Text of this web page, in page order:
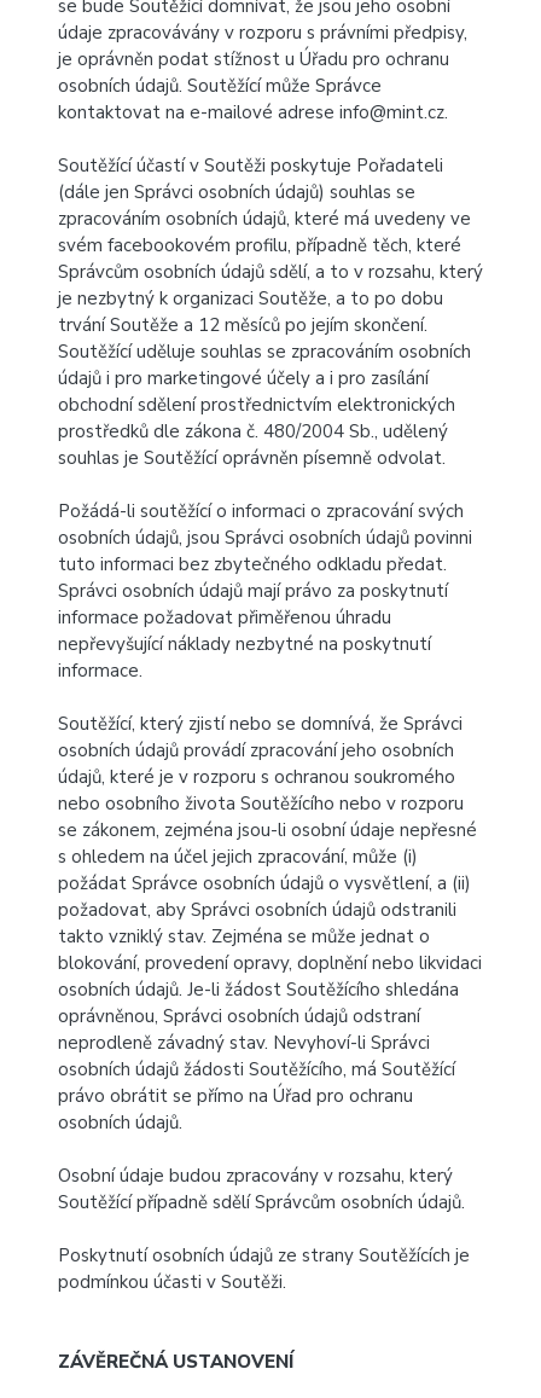
se bude Soutěžící domnívat, že jsou jeho osobní
údaje zpracovávány v rozporu s právními předpisy,
je oprávněn podat stížnost u Úřadu pro ochranu
osobních údajů. Soutěžící může Správce
kontaktovat na e-mailové adrese info@mint.cz.
Soutěžící účastí v Soutěži poskytuje Pořadateli
(dále jen Správci osobních údajů) souhlas se
zpracováním osobních údajů, které má uvedeny ve
svém facebookovém profilu, případně těch, které
Správcům osobních údajů sdělí, a to v rozsahu, který
je nezbytný k organizaci Soutěže, a to po dobu
trvání Soutěže a 12 měsíců po jejím skončení.
Soutěžící uděluje souhlas se zpracováním osobních
údajů i pro marketingové účely a i pro zasílání
obchodní sdělení prostřednictvím elektronických
prostředků dle zákona č. 480/2004 Sb., udělený
souhlas je Soutěžící oprávněn písemně odvolat.
Požádá-li soutěžící o informaci o zpracování svých
osobních údajů, jsou Správci osobních údajů povinni
tuto informaci bez zbytečného odkladu předat.
Správci osobních údajů mají právo za poskytnutí
informace požadovat přiměřenou úhradu
nepřevyšující náklady nezbytné na poskytnutí
informace.
Soutěžící, který zjistí nebo se domnívá, že Správci
osobních údajů provádí zpracování jeho osobních
údajů, které je v rozporu s ochranou soukromého
nebo osobního života Soutěžícího nebo v rozporu
se zákonem, zejména jsou-li osobní údaje nepřesné
s ohledem na účel jejich zpracování, může (i)
požádat Správce osobních údajů o vysvětlení, a (ii)
požadovat, aby Správci osobních údajů odstranili
takto vzniklý stav. Zejména se může jednat o
blokování, provedení opravy, doplnění nebo likvidaci
osobních údajů. Je-li žádost Soutěžícího shledána
oprávněnou, Správci osobních údajů odstraní
neprodleně závadný stav. Nevyhoví-li Správci
osobních údajů žádosti Soutěžícího, má Soutěžící
právo obrátit se přímo na Úřad pro ochranu
osobních údajů.
Osobní údaje budou zpracovány v rozsahu, který
Soutěžící případně sdělí Správcům osobních údajů.
Poskytnutí osobních údajů ze strany Soutěžících je
podmínkou účasti v Soutěži.
ZÁVĚREČNÁ USTANOVENÍ